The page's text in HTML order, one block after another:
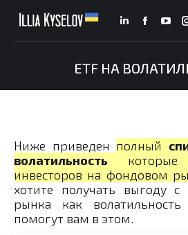
Linkedin
opensopens
ETF НА
Ниже приведен полный
волатильность которые
инвесторов на фондовом
хотите получать выгоду с
рынка как
помогут вам в этом.